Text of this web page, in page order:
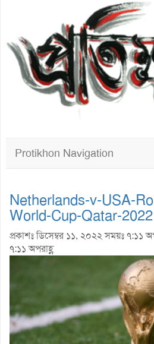
Protikhon Navigation
Netherlands-v-USA-
World-Cup-Qatar-2022
প্রকাশঃ ডিসেম্বর ১১, ২০২২ সময়ঃ ৭:১১
৭:১১ অপরাহ্ণ